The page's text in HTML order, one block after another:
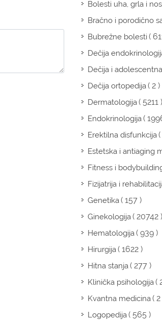
Bolesti uha, grla i
Bračno i porodično
Bubrežne bolesti(
Dečija
Dečija i
Dečija ortopedija( 2 )
Dermatologija( 5211 )
Endokrinologija(
Erektilna disfunkcija
Estetska i antiaging
Fitness i
Fizijatrija i
Genetika( 157 )
Ginekologija( 20742 )
Hematologija( 939 )
Hirurgija( 1622 )
Hitna stanja( 277 )
Klinička psihologija(
Kvantna medicina( 2
Logopedija( 565 )